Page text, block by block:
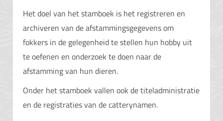
Het doel van het stamboek is het registreren en
archiveren van de afstammingsgegevens om
fokkers in de gelegenheid te stellen hun hobby uit
te oefenen en onderzoek te doen naar de
afstamming van hun dieren.
Onder het stamboek vallen ook de titeladministratie
en de registraties van de catterynamen.